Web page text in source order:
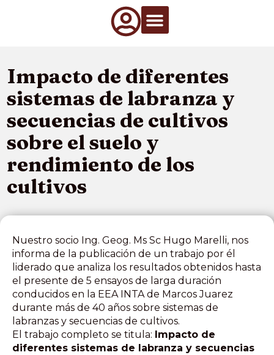
Impacto de diferentes
sistemas de labranza y
secuencias de cultivos
sobre el suelo y
rendimiento de los
cultivos
Nuestro socio Ing. Geog. Ms Sc Hugo Marelli, nos
informa de la publicación de un trabajo por él
liderado que analiza los resultados obtenidos hasta
el presente de 5 ensayos de larga duración
conducidos en la EEA INTA de Marcos Juarez
durante más de 40 años sobre sistemas de
labranzas y secuencias de cultivos.
El trabajo completo se titula: Impacto de
diferentes sistemas de labranza y secuencias